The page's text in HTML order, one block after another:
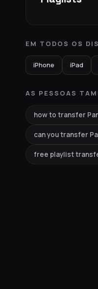
EM TODOS OS
iPhone iPad
AS PESSOAS
how to transfer
can you transfer
free playlist